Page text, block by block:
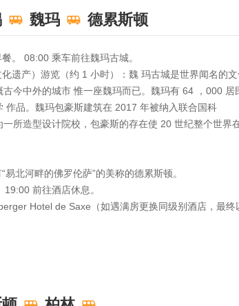
魏玛 德累斯顿
。 08:00 乘车前往魏玛古城。
遗产）游览（约 1 小时）：魏 玛古城是世界闻名的
今中外的城市 惟一座魏玛而已。魏玛有 64 ，000
作品。魏玛包豪斯建筑在 2017 年被纳入联合国科
所造型设计院校，包豪斯的存在使 20 世纪整个世
北河畔的佛罗伦萨”的美称的德累斯顿。
前往酒店休息。
Hotel de Saxe（如遇满房更换同级别酒店，最终